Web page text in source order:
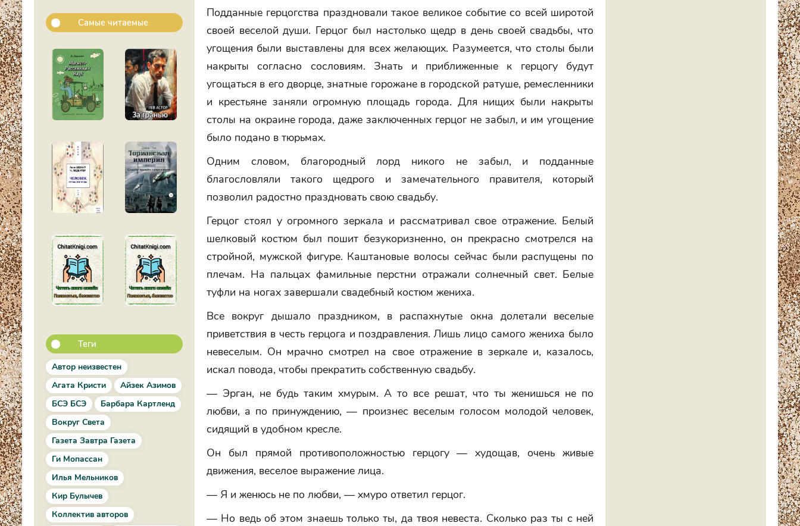
Самые читаемые
Теги
Автор неизвестен
Агата Кристи
Айзек Азимов
БСЭ БСЭ
Барбара Картленд
Вокруг Света
Газета Завтра Газета
Ги Мопассан
Илья Мельников
Кир Булычев
Коллектив авторов
Подданные герцогства праздновали такое великое событие со всей широтой
своей веселой души. Герцог был настолько щедр в день своей свадьбы, что
угощения были выставлены для всех желающих. Разумеется, что столы были
накрыты согласно сословиям. Знать и приближенные к герцогу будут
угощаться в его дворце, знатные горожане в городской ратуше, ремесленники
и крестьяне заняли огромную площадь города. Для нищих были накрыты
столы на окраине города, даже заключенных герцог не забыл, и им угощение
было подано в тюрьмах.
Одним словом, благородный лорд никого не забыл, и подданные
благословляли такого щедрого и замечательного правителя, который
позволил радостно праздновать свою свадьбу.
Герцог стоял у огромного зеркала и рассматривал свое отражение. Белый
шелковый костюм был пошит безукоризненно, он прекрасно смотрелся на
стройной, мужской фигуре. Каштановые волосы сейчас были распущены по
плечам. На пальцах фамильные перстни отражали солнечный свет. Белые
туфли на ногах завершали свадебный костюм жениха.
Все вокруг дышало праздником, в распахнутые окна долетали веселые
приветствия в честь герцога и поздравления. Лишь лицо самого жениха было
невеселым. Он мрачно смотрел на свое отражение в зеркале и, казалось,
искал повода, чтобы прекратить собственную свадьбу.
— Эрган, не будь таким хмурым. А то все решат, что ты женишься не по
любви, а по принуждению, — произнес веселым голосом молодой человек,
сидящий в удобном кресле.
Он был прямой противоположностью герцогу — худощав, очень живые
движения, веселое выражение лица.
— Я и женюсь не по любви, — хмуро ответил герцог.
— Но ведь об этом знаешь только ты, да твоя невеста. Сколько раз ты с ней